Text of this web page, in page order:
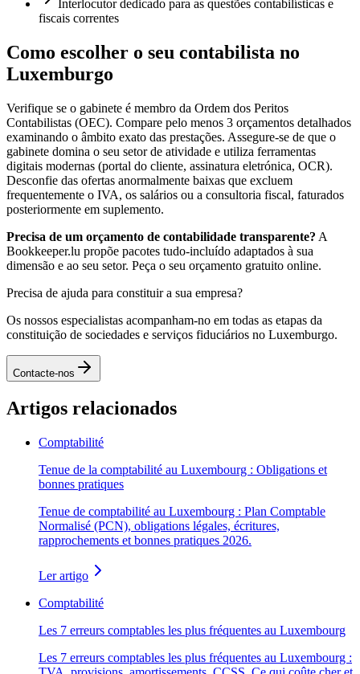
Interlocutor dedicado para as questões contabilísticas e
fiscais correntes
Como escolher o seu contabilista no
Luxemburgo
Verifique se o gabinete é membro da Ordem dos Peritos
Contabilistas (OEC). Compare pelo menos 3 orçamentos detalhados
examinando o âmbito exato das prestações. Assegure-se de que o
gabinete domina o seu setor de atividade e utiliza ferramentas
digitais modernas (portal do cliente, assinatura eletrónica, OCR).
Desconfie das ofertas anormalmente baixas que excluem
frequentemente o IVA, os salários ou a consultoria fiscal, faturados
posteriormente em suplemento.
Precisa de um orçamento de contabilidade transparente? A
Bookkeeper.lu propõe pacotes tudo-incluído adaptados à sua
dimensão e ao seu setor. Peça o seu orçamento gratuito online.
Precisa de ajuda para constituir a sua empresa?
Os nossos especialistas acompanham-no em todas as etapas da
constituição de sociedades e serviços fiduciários no Luxemburgo.
Contacte-nos
Artigos relacionados
Comptabilité
Tenue de la comptabilité au Luxembourg : Obligations et
bonnes pratiques
Tenue de comptabilité au Luxembourg : Plan Comptable
Normalisé (PCN), obligations légales, écritures,
rapprochements et bonnes pratiques 2026.
Ler artigo
Comptabilité
Les 7 erreurs comptables les plus fréquentes au Luxembourg
Les 7 erreurs comptables les plus fréquentes au Luxembourg :